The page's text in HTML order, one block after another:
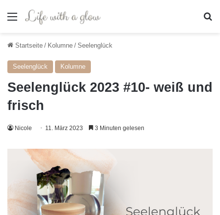
Menü
Startseite / Kolumne / Seelenglück
Seelenglück Kolumne
Seelenglück 2023 #10- weiß und
frisch
Nicole 11. März 2023 3 Minuten gelesen